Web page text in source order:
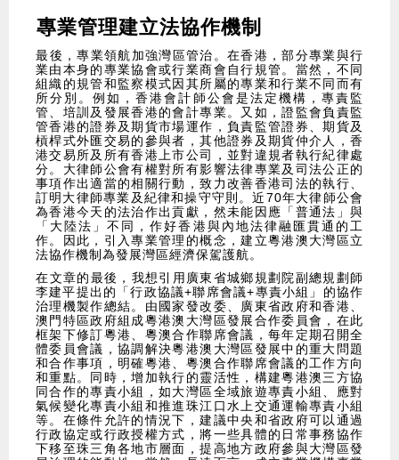
專業管理建立法協作機制
​最後，專業領航加強灣區管治。在香港，部分專業與行
業由本身的專業協會或行業商會自行規管。當然，不同
組織的規管和監察模式因其所屬的專業和行業不同而有
所分別。例如，香港會計師公會是法定機構，專責監
管、培訓及發展香港的會計專業。又如，證監會負責監
管香港的證券及期貨市場運作，負責監管證券、期貨及
槓桿式外匯交易的參與者，其他證券及期貨仲介人，香
港交易所及所有香港上市公司，並對違規者執行紀律處
分。大律師公會有權對所有影響法律專業及司法公正的
事項作出適當的相關行動，致力改善香港司法的執行、
訂明大律師專業及紀律和操守守則。近70年大律師公會
為香港今天的法治作出貢獻，然未能因應「普通法」與
「大陸法」不同，作好香港與內地法律融匯貫通的工
作。因此，引入專業管理的概念，建立粵港澳大灣區立
法協作機制為發展灣區經濟保駕護航。
​在文章的最後，我想引用廣東省城鄉規劃院副總規劃師
李建平提出的「行政協議+聯席會議+專責小組」的協作
治理機製作總結。由國家發改委、廣東省政府和香港、
澳門特區政府組成粵港澳大灣區發展合作委員會，在此
框架下修訂粵港、粵澳合作聯席會議，每年定期召開全
體委員會議，協調解決粵港澳大灣區發展中的重大問題
和合作事項，明確粵港、粵澳合作聯席會議的工作方向
和重點。同時，增加執行的靈活性，構建粵港澳三方協
同合作的專責小組，如大灣區全域旅遊專責小組、應對
氣候變化專責小組和推進珠江口水上交通運輸專責小組
等。在條件允許的情況下，建議中央和省政府可以通過
行政協定或行政授權方式，將一些具體的日常事務協作
下移至珠三角各地市層面，提高地方政府參與大灣區發